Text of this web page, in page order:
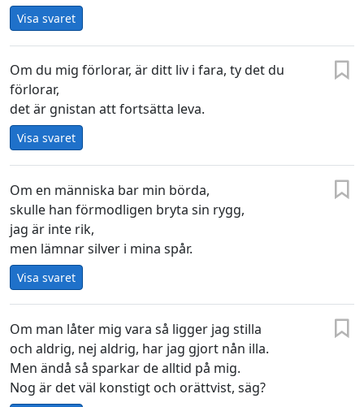
Visa svaret
Om du mig förlorar, är ditt liv i fara, ty det du
förlorar,
det är gnistan att fortsätta leva.
Visa svaret
Om en människa bar min börda,
skulle han förmodligen bryta sin rygg,
jag är inte rik,
men lämnar silver i mina spår.
Visa svaret
Om man låter mig vara så ligger jag stilla
och aldrig, nej aldrig, har jag gjort nån illa.
Men ändå så sparkar de alltid på mig.
Nog är det väl konstigt och orättvist, säg?